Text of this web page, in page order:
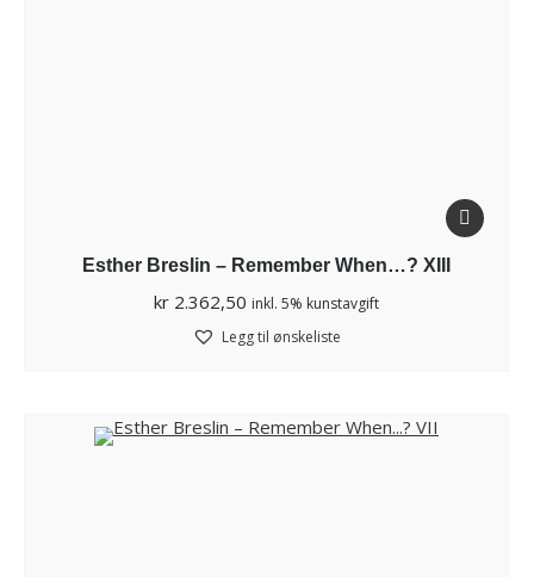
Esther Breslin – Remember When…? XIII
kr 2.362,50 inkl. 5% kunstavgift
Legg til ønskeliste